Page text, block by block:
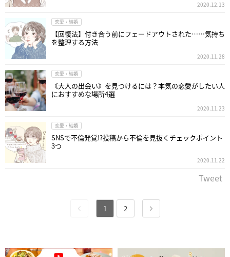
2020.12.13
恋愛・結婚
【回復法】付き合う前にフェードアウトされた……気持ち
を整理する方法
2020.11.28
恋愛・結婚
《大人の出会い》を見つけるには？本気の恋愛がしたい人
におすすめな場所4選
2020.11.23
恋愛・結婚
SNSで不倫発覚!?投稿から不倫を見抜くチェックポイント
3つ
2020.11.22
Tweet
1 2